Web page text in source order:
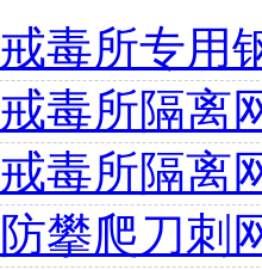
戒毒所专用
戒毒所隔离
戒毒所隔离
防攀爬刀刺